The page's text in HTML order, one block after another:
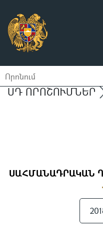
ՍԴ ՈՐՈՇՈՒՄՆԵՐ
ՍԱՀՄԱՆԱԴՐԱԿԱՆ